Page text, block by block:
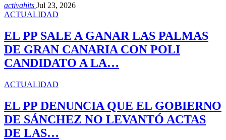
activahits Jul 23, 2026
ACTUALIDAD
EL PP SALE A GANAR LAS PALMAS
DE GRAN CANARIA CON POLI
CANDIDATO A LA…
ACTUALIDAD
EL PP DENUNCIA QUE EL GOBIERNO
DE SÁNCHEZ NO LEVANTÓ ACTAS
DE LAS…